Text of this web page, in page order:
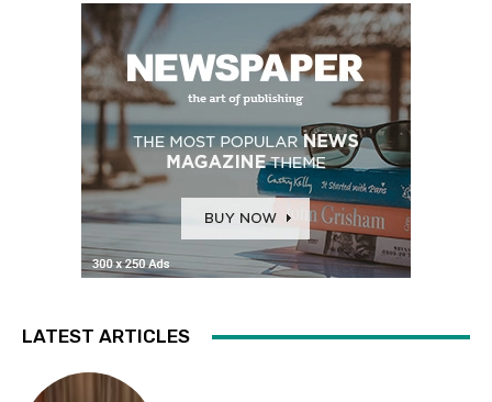
LATEST ARTICLES